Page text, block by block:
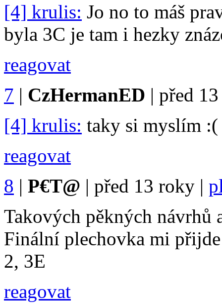
[4] krulis: Jo no to máš
byla 3C je tam i hezky
reagovat
7 | CzHermanED | před
[4] krulis: taky si myslím :(
reagovat
8 | P€T@ | před 13 roky |
Takových pěkných návrhů
Finální plechovka mi
2, 3E
reagovat